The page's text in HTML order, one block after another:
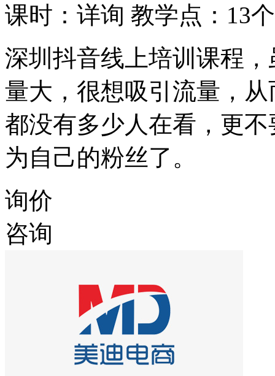
课时：详询 教学点：13个
深圳抖音线上培训课程
量大，很想吸引流量，
都没有多少人在看，更
为自己的粉丝了。
询价
咨询